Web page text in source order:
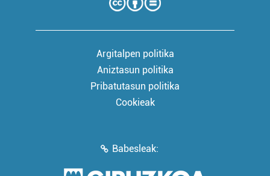
Argitalpen politika
Aniztasun politika
Pribatutasun politika
Cookieak
Babesleak: